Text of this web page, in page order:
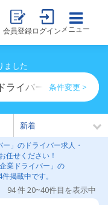
会員登録ログイン メニュー
ました
ライバーのドライバー
条件変更 >
」のドライバー求人・
任せください！
業ドライバー」の
掲載中です。
94 件 20~40件目を表示中